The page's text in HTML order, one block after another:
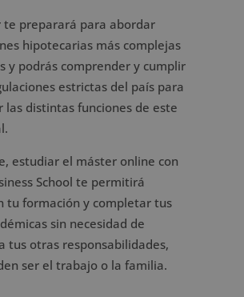
te preparará para abordar
hipotecarias más complejas
y podrás comprender y cumplir
estrictas del país para
las distintas funciones de este
estudiar el máster online con
School te permitirá
tu formación y completar tus
sin necesidad de
tus otras responsabilidades,
ser el trabajo o la familia.